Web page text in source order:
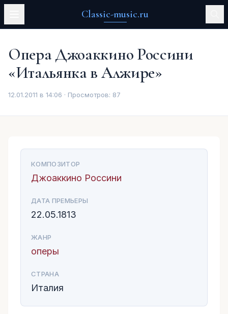
Classic-music.ru
Опера Джоаккино Россини
«Итальянка в Алжире»
12.01.2011 в 14:06 · Просмотров: 87
КОМПОЗИТОР
Джоаккино Россини
ДАТА ПРЕМЬЕРЫ
22.05.1813
ЖАНР
оперы
СТРАНА
Италия